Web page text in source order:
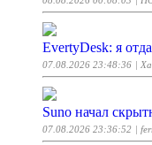
EvertyDesk: я
07.08.2026 23:48:36 |
Suno начал
07.08.2026 23:36:52 |